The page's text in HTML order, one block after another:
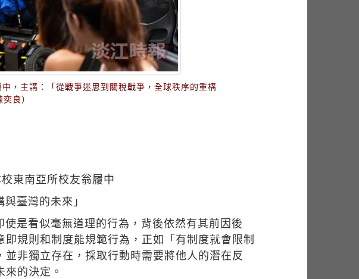
，主講：「從戰爭迷思到關稅戰爭，全球秩序的重構
良）
東南亞所校友翁履中
臺灣的未來」
是看似毫無道理的行為，背後依然有其前因後
規則和制度能規範行為，正如「有制度就會限制
非獨立存在，採取行動時需要將他人的潛在反
的決定。